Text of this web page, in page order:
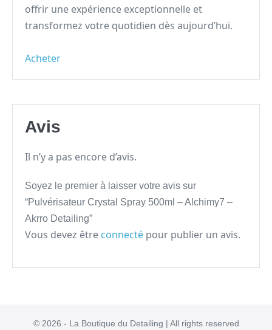
offrir une expérience exceptionnelle et
transformez votre quotidien dès aujourd’hui.
Acheter
Avis
Il n’y a pas encore d’avis.
Soyez le premier à laisser votre avis sur
“Pulvérisateur Crystal Spray 500ml – Alchimy7 –
Akrro Detailing”
Vous devez être connecté pour publier un avis.
© 2026 - La Boutique du Detailing | All rights reserved